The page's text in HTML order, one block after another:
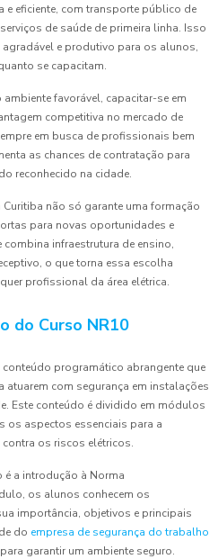
e eficiente, com transporte público de
de saúde de primeira linha. Isso
e produtivo para os alunos,
se capacitam.
favorável, capacitar-se em
competitiva no mercado de
em busca de profissionais bem
as chances de contratação para
reconhecido na cidade.
não só garante uma formação
para novas oportunidades e
infraestrutura de ensino,
o que torna essa escolha
profissional da área elétrica.
do Curso NR10
programático abrangente que
com segurança em instalações
Este conteúdo é dividido em módulos
aspectos essenciais para a
contra os riscos elétricos.
a introdução à Norma
os alunos conhecem os
importância, objetivos e principais
do empresa de segurança do trabalho
garantir um ambiente seguro.